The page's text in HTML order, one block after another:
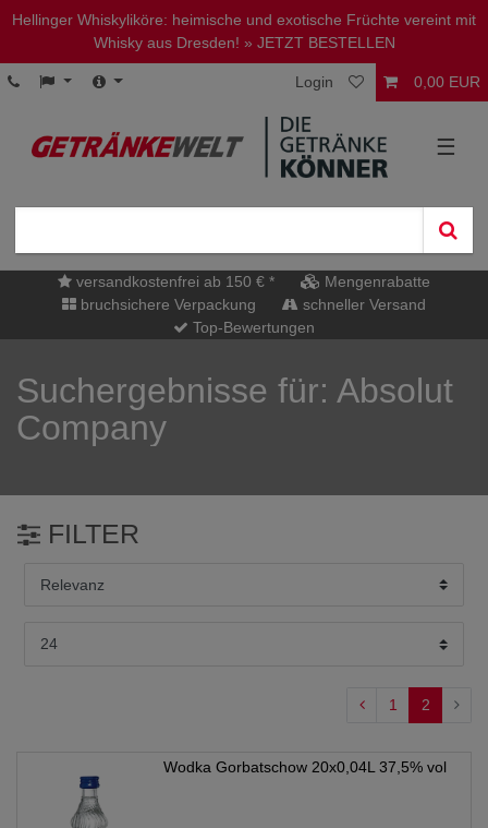
Hellinger Whiskyliköre: heimische und exotische Früchte vereint mit
Whisky aus Dresden! » JETZT BESTELLEN
Login 0,00 EUR
☰
versandkostenfrei ab 150 € *
Mengenrabatte
bruchsichere Verpackung
schneller Versand
Top-Bewertungen
Suchergebnisse für: Absolut
Company
FILTER
1 2
Wodka Gorbatschow 20x0,04L 37,5% vol